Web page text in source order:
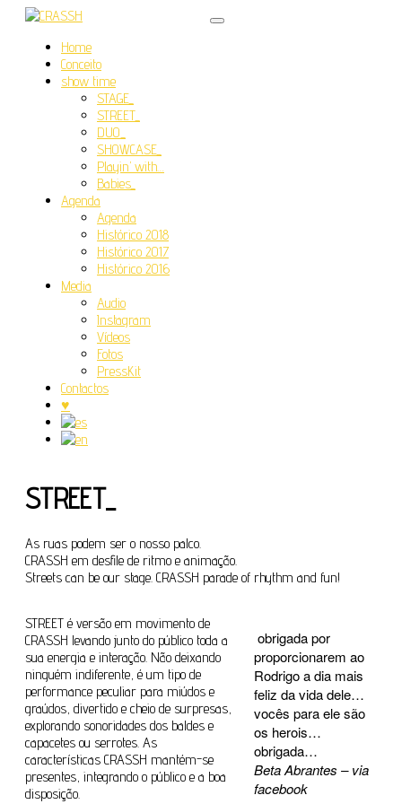
Home
Conceito
show time
STAGE_
STREET_
DUO_
SHOWCASE_
Playin’ with…
Babies_
Agenda
Agenda
Histórico 2018
Histórico 2017
Histórico 2016
Media
Audio
Instagram
Vídeos
Fotos
PressKit
Contactos
♥
STREET_
As ruas podem ser o nosso palco.
CRASSH em desfile de ritmo e animação.
Streets can be our stage. CRASSH parade of rhythm and fun!
obrigada por
proporcionarem ao
Rodrigo a dia mais
feliz da vida dele…
vocês para ele são
os herois…
obrigada…
Beta Abrantes – via
facebook
STREET é versão em movimento de
CRASSH levando junto do público toda a
sua energia e interação. Não deixando
ninguém indiferente, é um tipo de
performance peculiar para miúdos e
graúdos, divertido e cheio de surpresas,
explorando sonoridades dos baldes e
capacetes ou serrotes. As
características CRASSH mantém-se
presentes, integrando o público e a boa
disposição.